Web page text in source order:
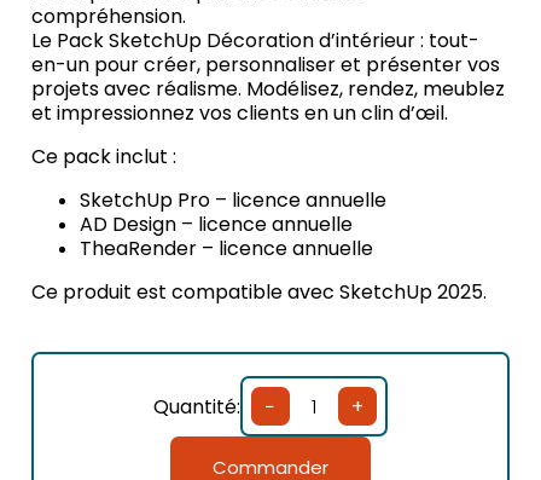
compréhension.
Le Pack SketchUp Décoration d’intérieur : tout-
en-un pour créer, personnaliser et présenter vos
projets avec réalisme. Modélisez, rendez, meublez
et impressionnez vos clients en un clin d’œil.
Ce pack inclut :
SketchUp Pro – licence annuelle
AD Design – licence annuelle
TheaRender – licence annuelle
Ce produit est compatible avec SketchUp 2025.
Quantité: quantité
de
Pack
− +
Commander